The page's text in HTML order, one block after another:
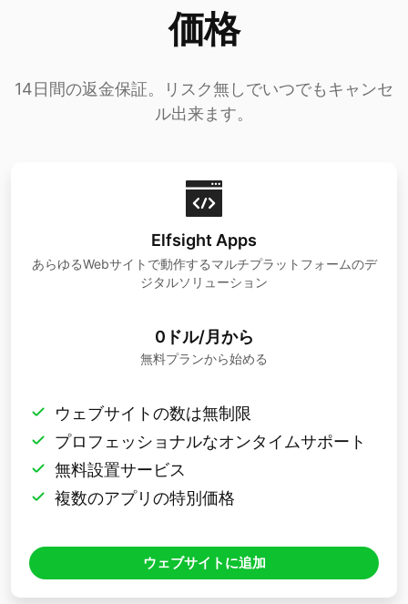
価格
14日間の返金保証。リスク無しでいつでもキャンセ
ル出来ます。
Elfsight Apps
あらゆるWebサイトで動作するマルチプラットフォームのデ
ジタルソリューション
0ドル/月から
無料プランから始める
ウェブサイトの数は無制限
プロフェッショナルなオンタイムサポート
無料設置サービス
複数のアプリの特別価格
ウェブサイトに追加